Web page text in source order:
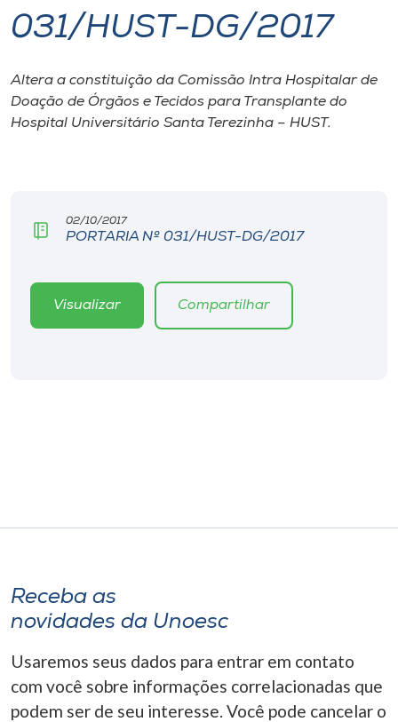
I.nova
Diplomados
Editora
A+
031/HUST-DG/2017
Altera a constituição da Comissão Intra Hospitalar de
Doação de Órgãos e Tecidos para Transplante do
Hospital Universitário Santa Terezinha – HUST.
02/10/2017
PORTARIA Nº 031/HUST-DG/2017
Visualizar Compartilhar
Receba as
novidades da Unoesc
Usaremos seus dados para entrar em contato
com você sobre informações correlacionadas que
podem ser de seu interesse. Você pode cancelar o